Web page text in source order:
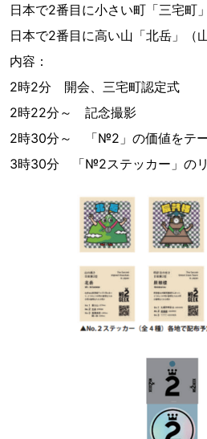
日本で2番目に小さい町「三宅町
日本で2番目に高い山「北岳」（
内容：
2時2分 開会、三宅町認定式
2時22分～ 記念撮影
2時30分～ 「№2」の価値をテ
3時30分 「№2ステッカー」の